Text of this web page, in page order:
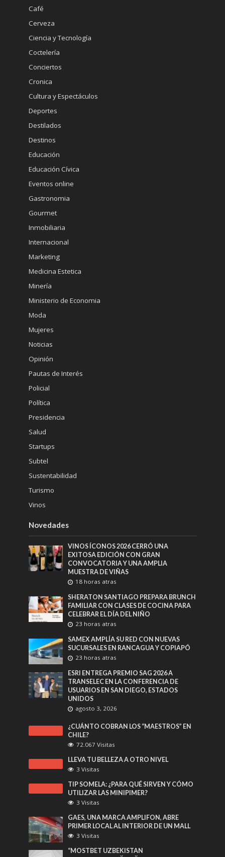
Café
Cerveza
Ciencia y Tecnología
Coctelería
Conciertos
Cronica
Cultura y Espectáculos
Deportes
Destilados
Destinos
Educación
Educación Cívica
Eventos online
Gastronomia
Gourmet
Inmobiliaria
Internacional
Marketing
Medicina Estetica
Minería
Ministerio de Economia
Moda
Mujeres
Noticias
Opinión
Pautas de Interés
Policial
Política
Presidencia
Salud
Startups
Subtel
Sustentabilidad
Turismo
Vinos
Novedades
VINOS ÍCONOS 2026 CERRÓ UNA
EXITOSA EDICIÓN CON GRAN
CONVOCATORIA Y UNA AMPLIA
MUESTRA DE VIÑAS
18 horas atras
SHERATON SANTIAGO PREPARA BRUNCH
FAMILIAR CON CLASES DE COCINA PARA
CELEBRAR EL DÍA DEL NIÑO
23 horas atras
SAMEX AMPLÍA SU RED CON NUEVAS
SUCURSALES EN RANCAGUA Y COPIAPÓ
23 horas atras
ESRI ENTREGA PREMIO SAG 2026 A
TRANSELEC EN LA CONFERENCIA DE
USUARIOS EN SAN DIEGO, ESTADOS
UNIDOS
agosto 3, 2026
¿CUÁNTO COBRAN LOS “MAESTROS” EN
CHILE?
72.067 Visitas
LLEVA TU BELLEZA A OTRO NIVEL
3 Visitas
TIP SOMELA: ¿PARA QUÉ SIRVEN Y CÓMO
UTILIZAR LAS MINIPIMER?
3 Visitas
GAES, UNA MARCA AMPLIFON, ABRE
PRIMER LOCAL AL INTERIOR DE UN MALL
3 Visitas
“MOSTBET UZBEKISTAN